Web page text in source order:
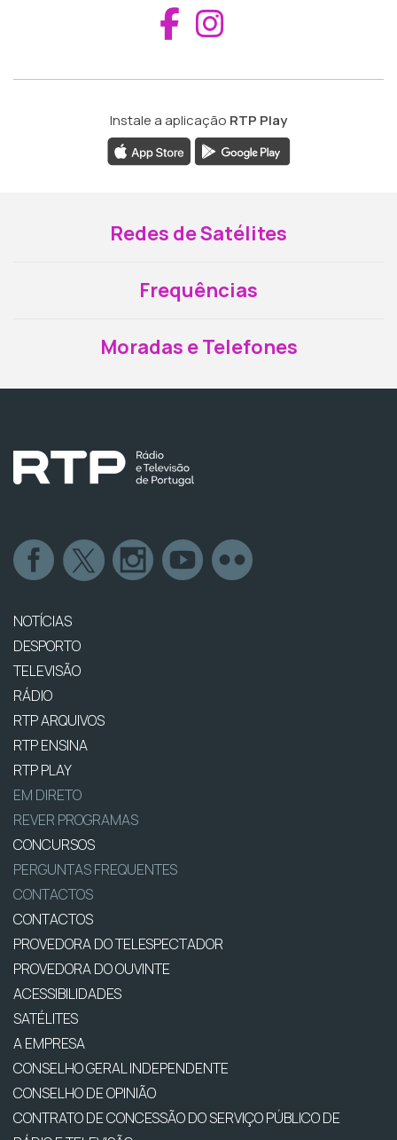
Aceder ao
Instale a aplicação RTP Play
Redes de Satélites
Frequências
Moradas e Telefones
NOTÍCIAS
DESPORTO
TELEVISÃO
RÁDIO
RTP ARQUIVOS
RTP ENSINA
RTP PLAY
EM DIRETO
REVER PROGRAMAS
CONCURSOS
PERGUNTAS FREQUENTES
CONTACTOS
CONTACTOS
PROVEDORA DO TELESPECTADOR
PROVEDORA DO OUVINTE
ACESSIBILIDADES
SATÉLITES
A EMPRESA
CONSELHO GERAL INDEPENDENTE
CONSELHO DE OPINIÃO
CONTRATO DE CONCESSÃO DO SERVIÇO PÚBLICO DE